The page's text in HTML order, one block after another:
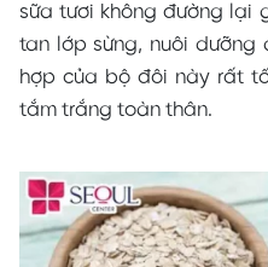
sữa tươi không đường lại
tan lớp sừng, nuôi dưỡng
hợp của bộ đôi này rất
tắm trắng toàn thân.